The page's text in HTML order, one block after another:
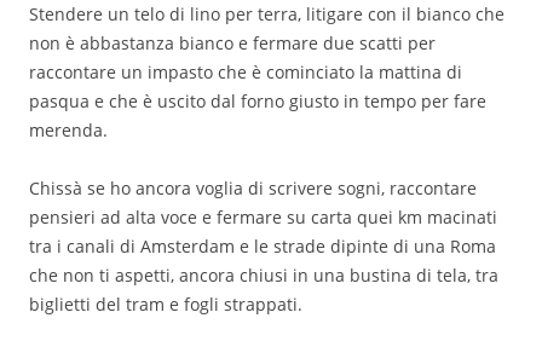
Stendere un telo di lino per terra, litigare con il bianco che
non è abbastanza bianco e fermare due scatti per
raccontare un impasto che è cominciato la mattina di
pasqua e che è uscito dal forno giusto in tempo per fare
merenda.
Chissà se ho ancora voglia di scrivere sogni, raccontare
pensieri ad alta voce e fermare su carta quei km macinati
tra i canali di Amsterdam e le strade dipinte di una Roma
che non ti aspetti, ancora chiusi in una bustina di tela, tra
biglietti del tram e fogli strappati.